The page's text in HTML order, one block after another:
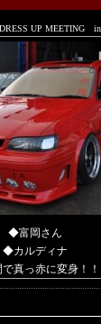
UP MEETING
◆富岡さん
◆カルディナ
で真っ赤に変身！！